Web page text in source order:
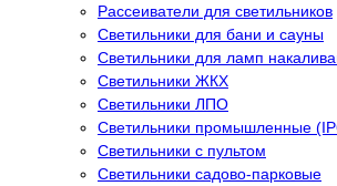
Рассеиватели для светильников
Светильники для бани и сауны
Светильники для ламп
Светильники ЖКХ
Светильники ЛПО
Светильники промышленные
Светильники с пультом
Светильники садово-парковые